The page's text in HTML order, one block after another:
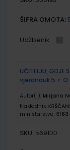
ŠIFRA OMOTA:
Udžbenik
UČITELJU,
vjeronauk 5. r.
Autor(i): Mirjana
Nakladnik:
ministarstva:
SKU: 569100